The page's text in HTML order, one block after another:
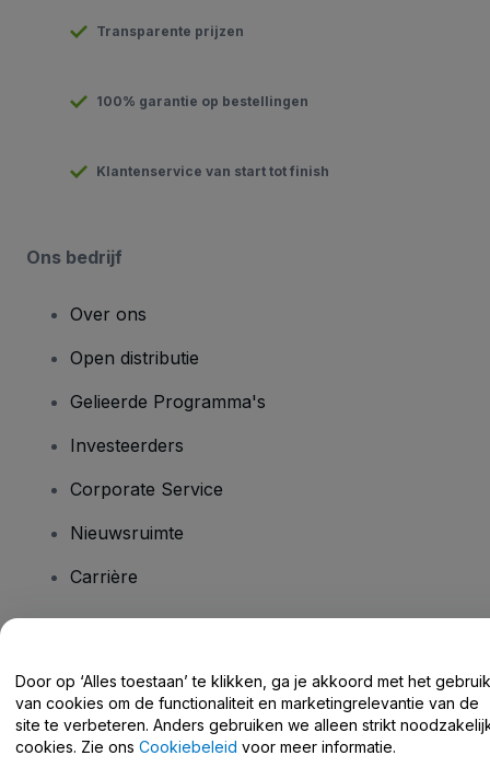
Transparente prijzen
100% garantie op bestellingen
Klantenservice van start tot finish
Ons bedrijf
Over ons
Open distributie
Gelieerde Programma's
Investeerders
Corporate Service
Nieuwsruimte
Carrière
Helpcentrum / Neem Contact Met Ons Op
Door op ‘Alles toestaan’ te klikken, ga je akkoord met het gebruik
van cookies om de functionaliteit en marketingrelevantie van de
site te verbeteren. Anders gebruiken we alleen strikt
cookies. Zie ons Cookiebeleid voor meer informatie.